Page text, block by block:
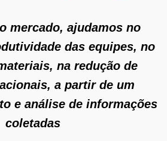
mercado, ajudamos no
das equipes, no
na redução de
a partir de um
e análise de informações
coletadas